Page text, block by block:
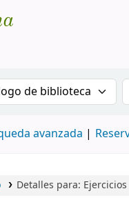
Rafael
en el catálogo por:
avanzada
Detalles para: